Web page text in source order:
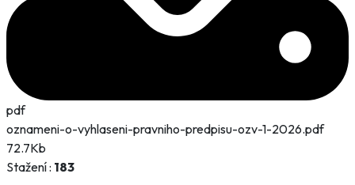
pdf
oznameni-o-vyhlaseni-pravniho-predpisu-ozv-1-2026.pdf
72.7Kb
Stažení : 183